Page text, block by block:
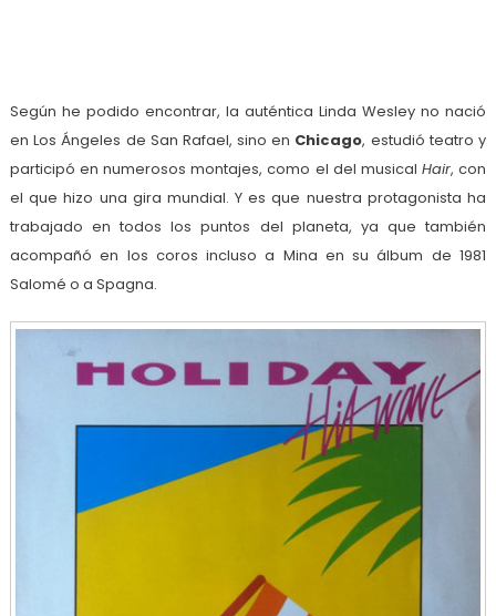
Según he podido encontrar, la auténtica Linda Wesley no nació
en Los Ángeles de San Rafael, sino en Chicago, estudió teatro y
participó en numerosos montajes, como el del musical Hair, con
el que hizo una gira mundial. Y es que nuestra protagonista ha
trabajado en todos los puntos del planeta, ya que también
acompañó en los coros incluso a Mina en su álbum de 1981
Salomé o a Spagna.